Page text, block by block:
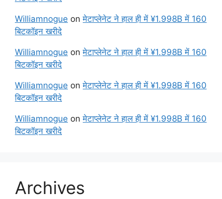
Williamnogue onमेटाप्लेनेट ने हाल ही में ¥1.998B में 160
बिटकॉइन खरीदे
Williamnogue onमेटाप्लेनेट ने हाल ही में ¥1.998B में 160
बिटकॉइन खरीदे
Williamnogue onमेटाप्लेनेट ने हाल ही में ¥1.998B में 160
बिटकॉइन खरीदे
Williamnogue onमेटाप्लेनेट ने हाल ही में ¥1.998B में 160
बिटकॉइन खरीदे
Archives